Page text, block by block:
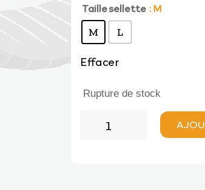
initial
était :
actuel
Taille sellette : M
M L
Effacer
Rupture de stock